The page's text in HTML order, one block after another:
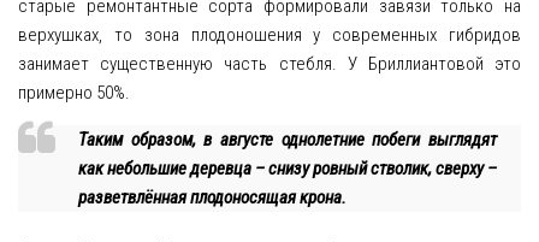
старые ремонтантные сорта формировали завязи только на
верхушках, то зона плодоношения у современных гибридов
занимает существенную часть стебля. У Бриллиантовой это
примерно 50%.
Таким образом, в августе однолетние побеги выглядят
как небольшие деревца – снизу ровный стволик, сверху –
разветвлённая плодоносящая крона.